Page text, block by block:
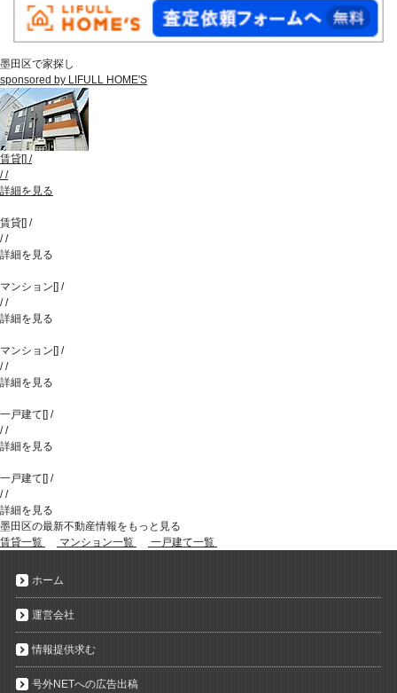
墨田区で家探し
sponsored by LIFULL HOME'S
賃貸[] /
//
詳細を見る
賃貸[] /
//
詳細を見る
マンション[] /
//
詳細を見る
マンション[] /
//
詳細を見る
一戸建て[] /
//
詳細を見る
一戸建て[] /
//
詳細を見る
墨田区の最新不動産情報をもっと見る
賃貸一覧
マンション一覧 一戸建て一覧
ホーム
運営会社
情報提供求む
号外NETへの広告出稿